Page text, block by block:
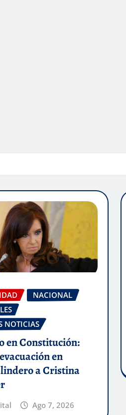
NACIONAL
NOTICIAS
en Constitución:
en
a Cristina
Ago 7, 2026